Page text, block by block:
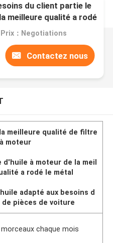
du client partie le
meilleure qualité a rodé
Prix：Negotiations
Contactez nous
meilleure qualité de filtre
moteur
d'huile à moteur de la meil
a rodé le métal
adapté aux besoins d
de pièces de voiture
morceaux chaque mois